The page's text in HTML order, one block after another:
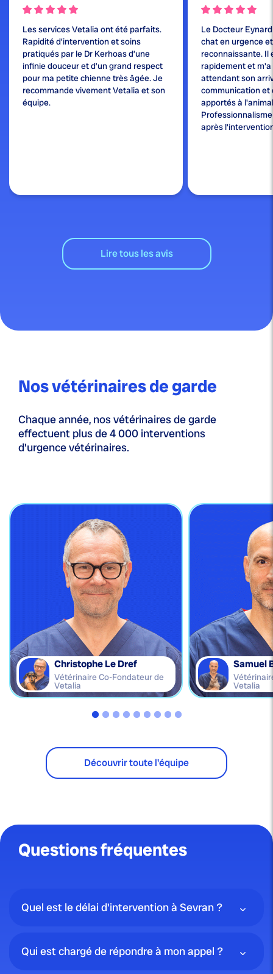
Les services Vetalia ont été parfaits.
Rapidité d’intervention et soins
pratiqués par le Dr Kerhoas d’une
infinie douceur et d’un grand respect
pour ma petite chienne très âgée. Je
recommande vivement Vetalia et son
équipe.
Le Docteur
chat en urgence
reconnaissante. Il
rapidement et m'a
attendant son
communication et
apportés à
après
Lire tous les avis
Nos vétérinaires de garde
Chaque année, nos vétérinaires de garde
effectuent plus de 4 000 interventions
d'urgence vétérinaires.
Christophe Le Dref
Vétérinaire Co-Fondateur de
Vetalia
Samuel
Vetalia
Découvrir toute l'équipe
Questions fréquentes
Quel est le délai d'intervention à Sevran ?
Qui est chargé de répondre à mon appel ?